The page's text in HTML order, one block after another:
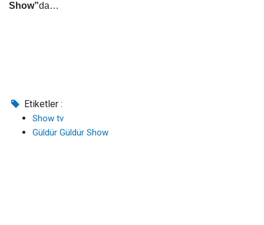
Show”da…
Etiketler :
Show tv
Güldür Güldür Show